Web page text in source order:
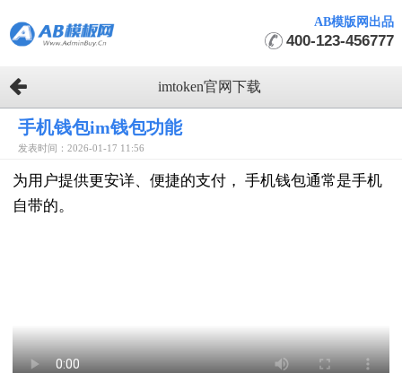
AB模版网出品
400-123-456777
imtoken官网下载
手机钱包im钱包功能
发表时间：2026-01-17 11:56
为用户提供更安详、便捷的支付， 手机钱包通常是手机
自带的。